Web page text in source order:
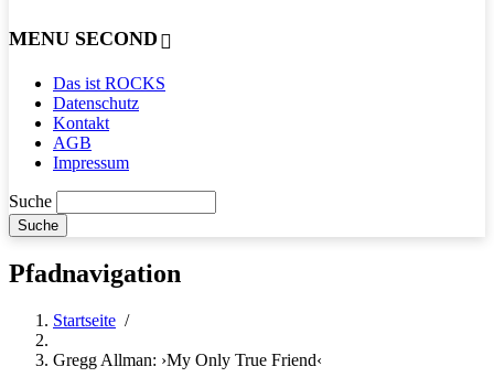
MENU SECOND
Das ist ROCKS
Datenschutz
Kontakt
AGB
Impressum
Suche
Pfadnavigation
Startseite /
Gregg Allman: ›My Only True Friend‹